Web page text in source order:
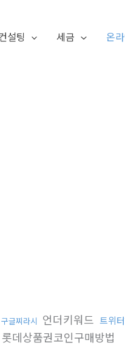
설팅 세금 온
구글찌라시 언더키워드 트위
롯데상품권코인구매방법